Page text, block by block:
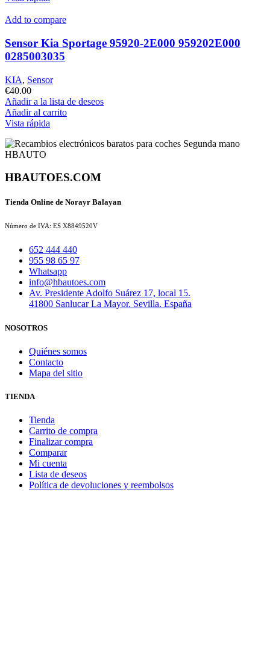
Add to compare
Sensor Kia Sportage 95920-2E000 959202E000
0285003035
KIA, Sensor
€40.00
Añadir a la lista de deseos
Añadir al carrito
Vista rápida
HBAUTOES.COM
Tienda Online de Norayr Balayan
Número de IVA: ES X8849520V
652 444 440
955 98 65 97
Whatsapp
info@hbautoes.com
Av. Presidente Adolfo Suárez 17, local 15.
41800 Sanlucar La Mayor. Sevilla. España
NOSOTROS
Quiénes somos
Contacto
Mapa del sitio
TIENDA
Tienda
Carrito de compra
Finalizar compra
Comparar
Mi cuenta
Lista de deseos
Política de devoluciones y reembolsos